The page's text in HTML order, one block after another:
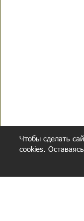
Чтобы сделать
cookies.